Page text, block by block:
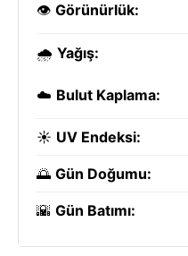
👁️ Görünürlük:
🌧️ Yağış:
☁️ Bulut Kaplama:
☀️ UV Endeksi:
🌅 Gün Doğumu:
🌇 Gün Batımı: